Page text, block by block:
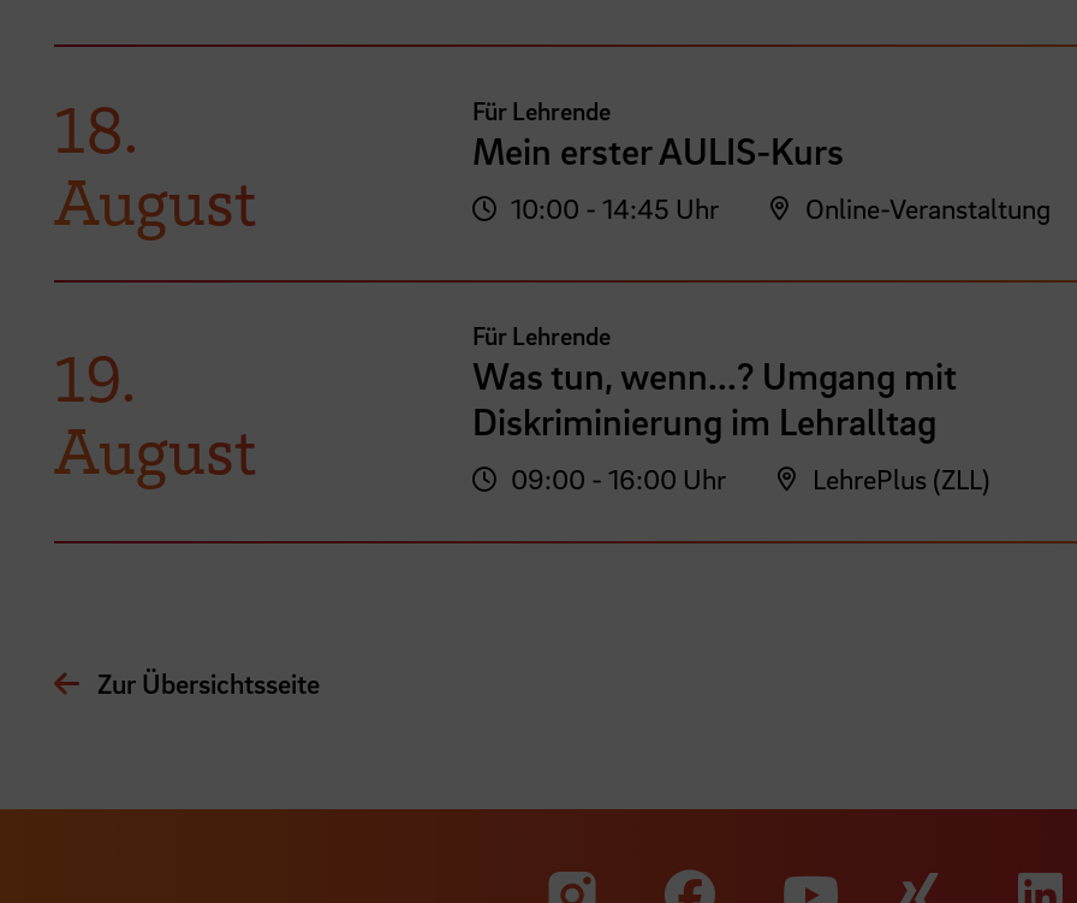
18.
August
Für Lehrende
Mein erster AULIS-Kurs
10:00 - 14:45 Uhr Online-Veranstaltung
19.
August
Für Lehrende
Was tun, wenn...? Umgang mit
Diskriminierung im Lehralltag
09:00 - 16:00 Uhr LehrePlus (ZLL)
Zur Übersichtsseite